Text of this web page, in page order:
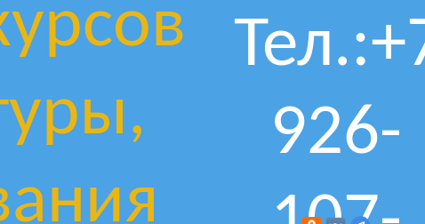
926-